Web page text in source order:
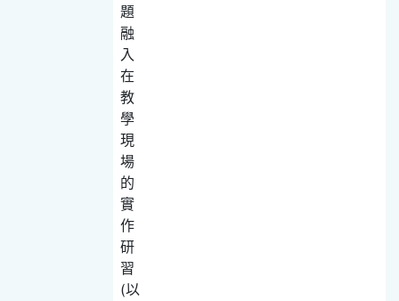
題
融
入
在
教
學
現
場
的
實
作
研
習
(以